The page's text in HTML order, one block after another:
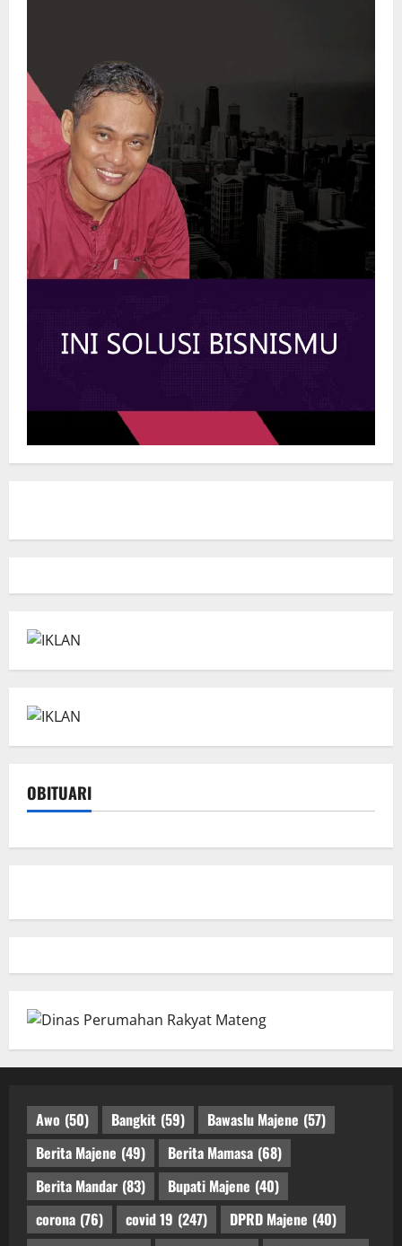
OBITUARI
Awo (50) Bangkit (59) Bawaslu Majene (57)
Berita Majene (49) Berita Mamasa (68)
Berita Mandar (83) Bupati Majene (40)
corona (76) covid 19 (247) DPRD Majene (40)